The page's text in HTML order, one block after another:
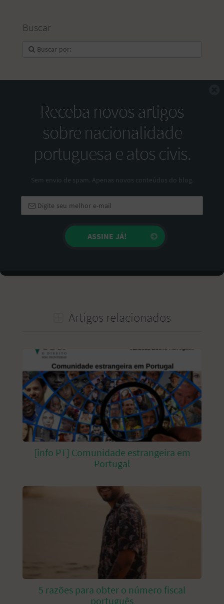
Buscar
Receba novos artigos
sobre nacionalidade
portuguesa e atos civis.
Sem envio de spam. Apenas novos conteúdos do blog.
Artigos relacionados
[info PT] Comunidade estrangeira em
Portugal
5 razões para obter o número fiscal
português